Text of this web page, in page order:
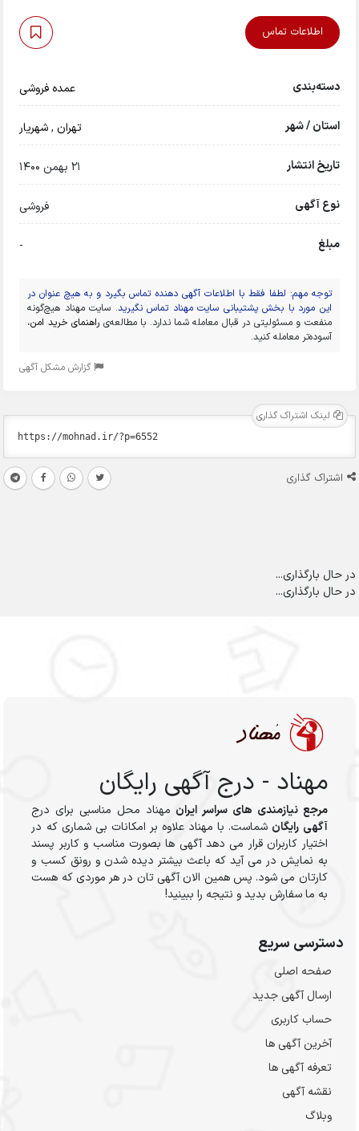
اطلاعات تماس
دسته‌بندی عمده فروشی
استان / شهر تهران,شهریار
تاریخ انتشار 21 بهمن 1400
نوع آگهی فروشی
مبلغ -
توجه مهم: لطفا فقط با اطلاعات آگهی دهنده تماس بگیرد و به هیچ عنوان در
این مورد با بخش پشتیبانی سایت مهناد تماس نگیرید. سایت مهناد هیچ‌گونه
منفعت و مسئولیتی در قبال معامله شما ندارد. با مطالعه‌ی راهنمای خرید امن،
آسوده‌تر معامله کنید.
گزارش مشکل آگهی
لینک اشتراک گذاری
اشتراک گذاری
در حال بارگذاری...
در حال بارگذاری...
مهناد - درج آگهی رایگان
مرجع نیازمندی های سراسر ایران مهناد محل مناسبی برای درج
آگهی رایگان شماست. با مهناد علاوه بر امکانات بی شماری که در
اختیار کاربران قرار می دهد آگهی ها بصورت مناسب و کاربر پسند
به نمایش در می آید که باعث بیشتر دیده شدن و رونق کسب و
کارتان می شود. پس همین الان آگهی تان در هر موردی که هست
به ما سفارش بدید و نتیجه را ببینید!
دسترسی سریع
صفحه اصلی
ارسال‌ آگهی جدید
حساب کاربری
آخرین آگهی ها
تعرفه آگهی ها
نقشه آگهی
وبلاگ